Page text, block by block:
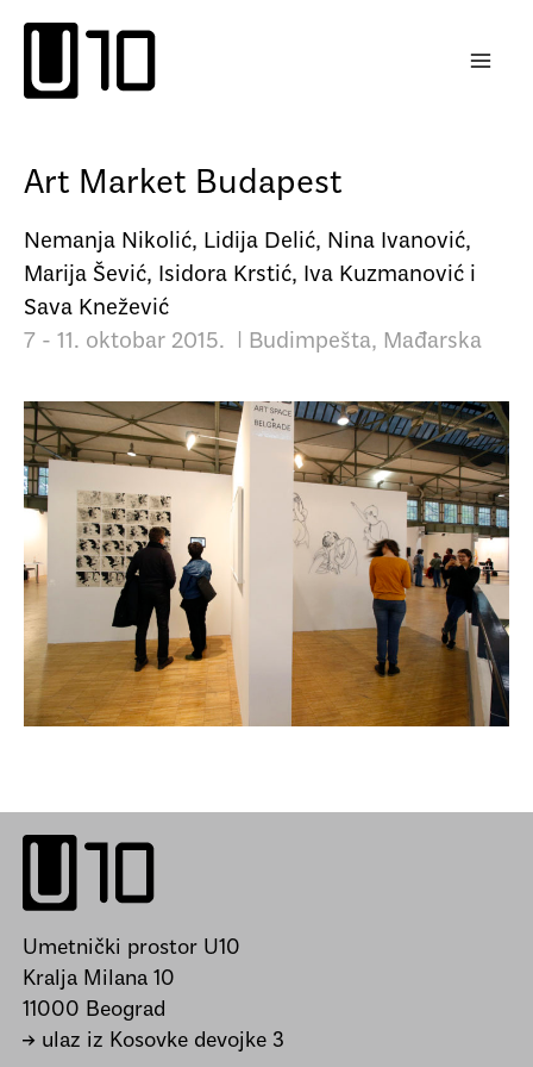
садржај
Art Market Budapest
Nemanja Nikolić, Lidija Delić, Nina Ivanović,
Marija Šević, Isidora Krstić, Iva Kuzmanović i
Sava Knežević
7 - 11. oktobar 2015. | Budimpešta, Mađarska
Umetnički prostor U10
Kralja Milana 10
11000 Beograd
→ ulaz iz Kosovke devojke 3